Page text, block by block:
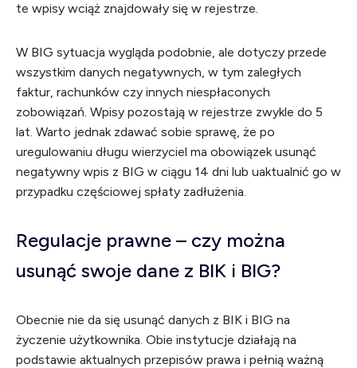
te wpisy wciąż znajdowały się w rejestrze.
W BIG sytuacja wygląda podobnie, ale dotyczy przede
wszystkim danych negatywnych, w tym zaległych
faktur, rachunków czy innych niespłaconych
zobowiązań. Wpisy pozostają w rejestrze zwykle do 5
lat. Warto jednak zdawać sobie sprawę, że po
uregulowaniu długu wierzyciel ma obowiązek usunąć
negatywny wpis z BIG w ciągu 14 dni lub uaktualnić go w
przypadku częściowej spłaty zadłużenia.
Regulacje prawne – czy można
usunąć swoje dane z BIK i BIG?
Obecnie nie da się usunąć danych z BIK i BIG na
życzenie użytkownika. Obie instytucje działają na
podstawie aktualnych przepisów prawa i pełnią ważną